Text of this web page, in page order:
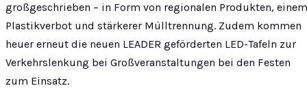
großgeschrieben – in Form von regionalen Produkten, einem
Plastikverbot und stärkerer Mülltrennung. Zudem kommen
heuer erneut die neuen LEADER geförderten LED-Tafeln zur
Verkehrslenkung bei Großveranstaltungen bei den Festen
zum Einsatz.